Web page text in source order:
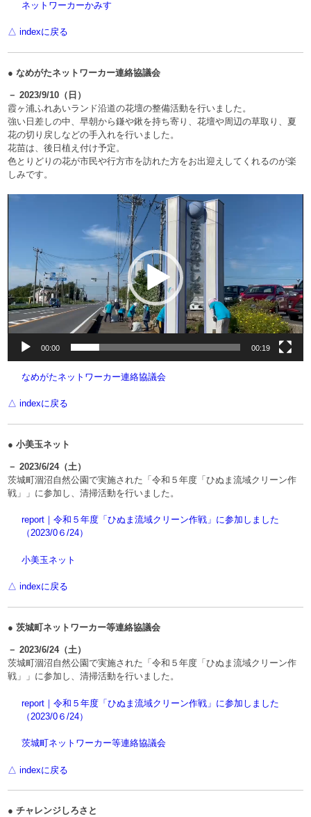
ネットワーカーかみす
△ indexに戻る
● なめがたネットワーカー連絡協議会
－ 2023/9/10（日）
霞ヶ浦ふれあいランド沿道の花壇の整備活動を行いました。
強い日差しの中、早朝から鎌や鍬を持ち寄り、花壇や周辺の草取り、夏
花の切り戻しなどの手入れを行いました。
花苗は、後日植え付け予定。
色とりどりの花が市民や行方市を訪れた方をお出迎えしてくれるのが楽
しみです。
ヤ
00:00 00:19
なめがたネットワーカー連絡協議会
△ indexに戻る
● 小美玉ネット
－ 2023/6/24（土）
茨城町涸沼自然公園で実施された「令和５年度「ひぬま流域クリーン作
戦」」に参加し、清掃活動を行いました。
report｜令和５年度「ひぬま流域クリーン作戦」に参加しました
（2023/0６/24）
小美玉ネット
△ indexに戻る
● 茨城町ネットワーカー等連絡協議会
－ 2023/6/24（土）
茨城町涸沼自然公園で実施された「令和５年度「ひぬま流域クリーン作
戦」」に参加し、清掃活動を行いました。
report｜令和５年度「ひぬま流域クリーン作戦」に参加しました
（2023/0６/24）
茨城町ネットワーカー等連絡協議会
△ indexに戻る
● チャレンジしろさと